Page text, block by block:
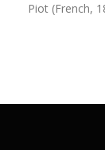
Piot (French,